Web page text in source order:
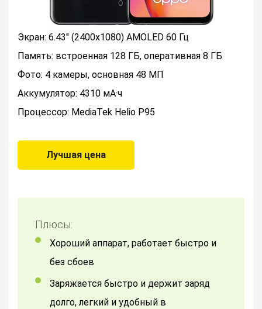
Экран: 6.43" (2400x1080) AMOLED 60 Гц
Память: встроенная 128 ГБ, оперативная 8 ГБ
Фото: 4 камеры, основная 48 МП
Аккумулятор: 4310 мА·ч
Процессор: MediaTek Helio P95
Лучшая цена
Плюсы:
Хороший аппарат, работает быстро и
без сбоев
Заряжается быстро и держит заряд
долго, легкий и удобный в